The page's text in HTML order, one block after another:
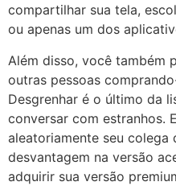
compartilhar sua tela,
ou apenas um dos
Além disso, você também
outras pessoas
Desgrenhar é o último da
conversar com estranhos.
aleatoriamente seu colega
desvantagem na versão
adquirir sua versão